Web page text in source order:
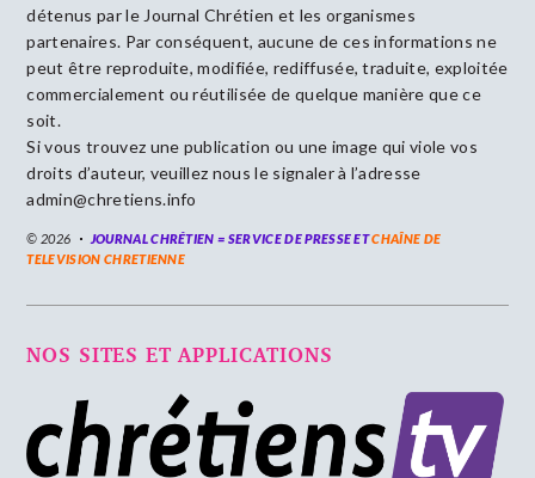
détenus par le Journal Chrétien et les organismes
partenaires. Par conséquent, aucune de ces informations ne
peut être reproduite, modifiée, rediffusée, traduite, exploitée
commercialement ou réutilisée de quelque manière que ce
soit.
Si vous trouvez une publication ou une image qui viole vos
droits d’auteur, veuillez nous le signaler à l’adresse
admin@chretiens.info
© 2026 JOURNAL CHRÉTIEN = SERVICE DE PRESSE ETCHAÎNE DE
TELEVISION CHRETIENNE
NOS SITES ET APPLICATIONS